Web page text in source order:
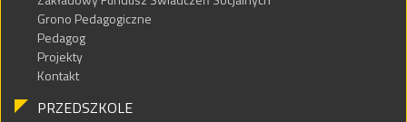
Grono Pedagogiczne
Pedagog
Projekty
Kontakt
PRZEDSZKOLE